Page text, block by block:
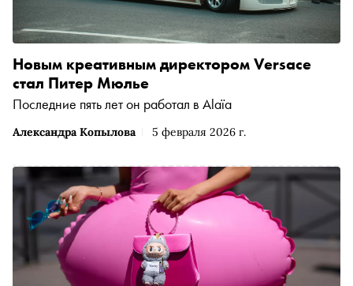
Александра Копылова 5 февраля 2026 г.
Новым креативным директором Versace
стал Питер Мюлье
Последние пять лет он работал в Alaïa